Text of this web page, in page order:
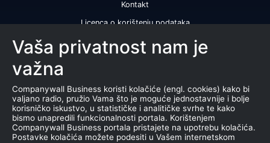
Kontakt
Licenca o korištenju podataka
Naše usluge
Bonitetni izveštaj
Sertifikat bonitetne izvrsnosti
Proizvodi
Vaša privatnost nam je
važna
Companywall Business koristi kolačiće (engl. cookies) kako bi
valjano radio, pružio Vama što je moguće jednostavnije i bolje
korisničko iskustvo, u statističke i analitičke svrhe te kako
bismo unapredili funkcionalnosti portala. Korištenjem
Companywall Business portala pristajete na upotrebu kolačića.
Postavke kolačića možete podesiti u Vašem internetskom